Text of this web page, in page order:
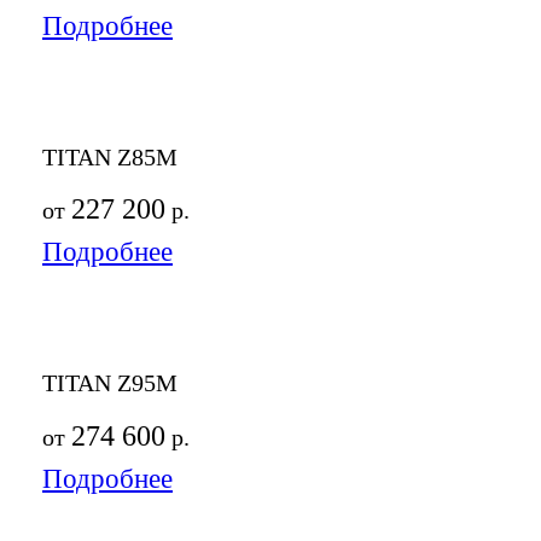
Подробнее
TITAN Z85M
от 227 200 р.
Подробнее
TITAN Z95M
от 274 600 р.
Подробнее